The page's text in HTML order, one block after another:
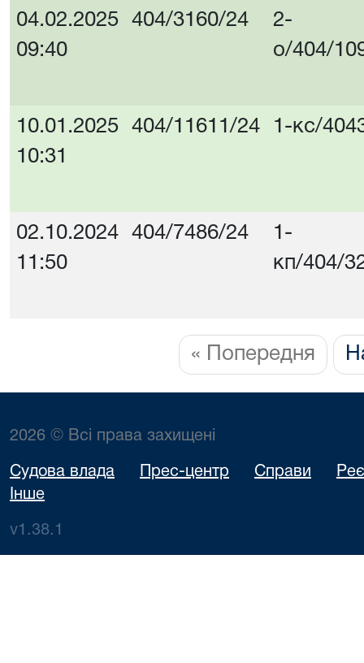
04.02.2025
09:40
404/3160/24
2-
о/404/
10.01.2025
10:31
404/11611/24 1-кс/
02.10.2024
11:50
404/7486/24
1-
кп/404/
« Попередня
2026 © Всі права захищені
Судова влада Прес-центр Справи
Інше
v1.38.1